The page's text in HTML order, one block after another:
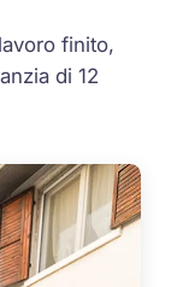
finito,
di 12